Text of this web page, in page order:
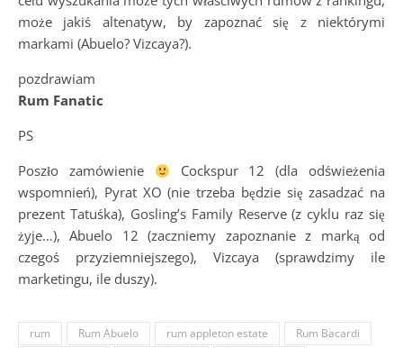
może jakiś altenatyw, by zapoznać się z niektórymi
markami (Abuelo? Vizcaya?).
pozdrawiam
Rum Fanatic
PS
Poszło zamówienie
Cockspur 12 (dla odświeżenia
wspomnień), Pyrat XO (nie trzeba będzie się zasadzać na
prezent Tatuśka), Gosling’s Family Reserve (z cyklu raz się
żyje…), Abuelo 12 (zaczniemy zapoznanie z marką od
czegoś przyziemniejszego), Vizcaya (sprawdzimy ile
marketingu, ile duszy).
rum Rum Abuelo rum appleton estate
Rum Bacardi